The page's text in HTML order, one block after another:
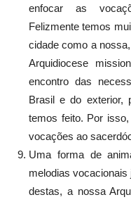
enfocar as
Felizmente temos
cidade como a
Arquidiocese
encontro das
Brasil e do exterior,
temos feito. Por
vocações ao
Uma forma de
melodias
destas, a nossa